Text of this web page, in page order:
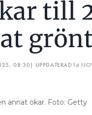
till
08:30| UPPDATERAD 14
annat ökar. Foto: Getty